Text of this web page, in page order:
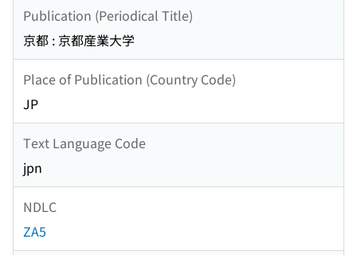
Publication (Periodical Title)
京都 : 京都産業大学
Place of Publication (Country Code)
JP
Text Language Code
jpn
NDLC
ZA5